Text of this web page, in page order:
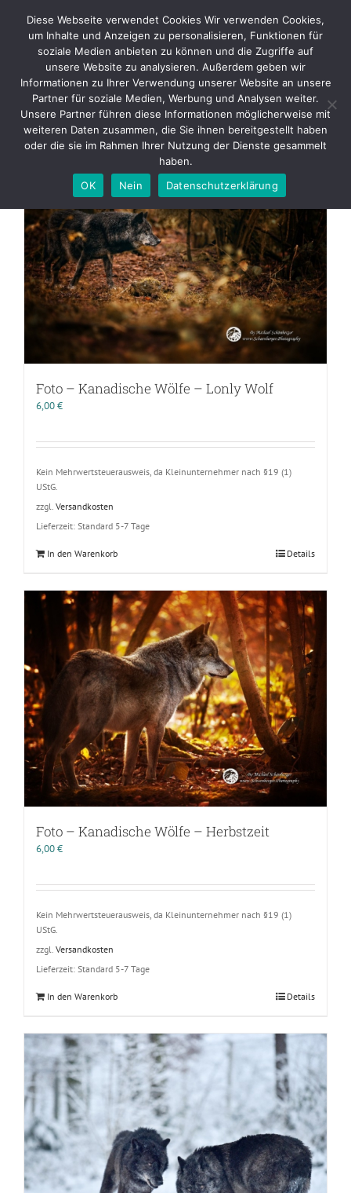
content
Kanadische Wölfe
Eine Auswahl meiner besten Fotos der kanadischen Wölfe.
Foto – Kanadische Wölfe – Lonly Wolf
6,00€
Kein Mehrwertsteuerausweis, da Kleinunternehmer nach §19 (1)
UStG.
zzgl. Versandkosten
Lieferzeit: Standard 5-7 Tage
In den Warenkorb Details
Foto – Kanadische Wölfe – Herbstzeit
6,00€
Kein Mehrwertsteuerausweis, da Kleinunternehmer nach §19 (1)
UStG.
zzgl. Versandkosten
Lieferzeit: Standard 5-7 Tage
In den Warenkorb Details
Diese Webseite verwendet Cookies Wir verwenden Cookies,
um Inhalte und Anzeigen zu personalisieren, Funktionen für
soziale Medien anbieten zu können und die Zugriffe auf
unsere Website zu analysieren. Außerdem geben wir
Informationen zu Ihrer Verwendung unserer Website an unsere
Partner für soziale Medien, Werbung und Analysen weiter.
Unsere Partner führen diese Informationen möglicherweise mit
weiteren Daten zusammen, die Sie ihnen bereitgestellt haben
oder die sie im Rahmen Ihrer Nutzung der Dienste gesammelt
haben.
OK
Nein Datenschutzerklärung